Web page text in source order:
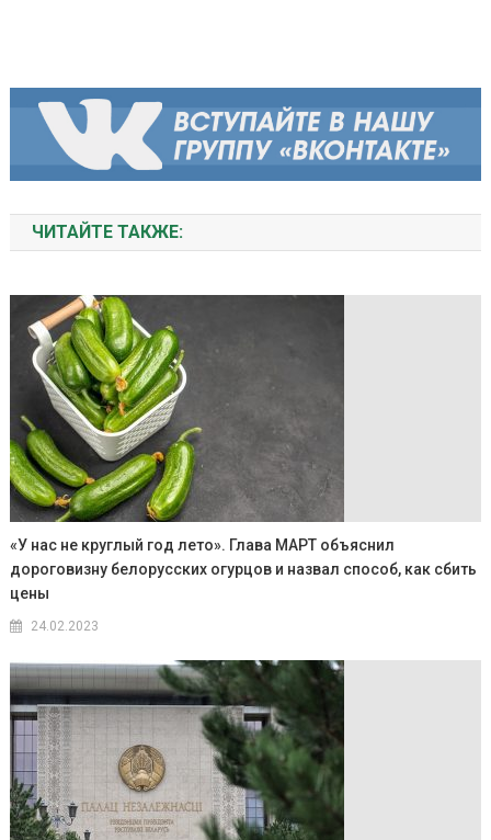
ЧИТАЙТЕ ТАКЖЕ:
«У нас не круглый год лето». Глава МАРТ объяснил
дороговизну белорусских огурцов и назвал способ, как сбить
цены
24.02.2023